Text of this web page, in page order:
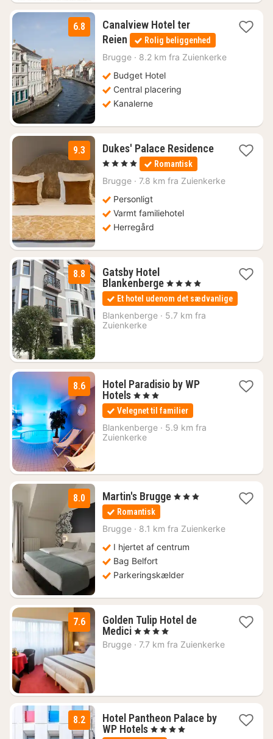
6.8
Canalview Hotel ter
Reien 1
nat
fra
kr.
Rolig beliggenhed
Brugge · 8.2 km fra Zuienkerke
Budget Hotel
Central placering
Kanalerne
9.3 Dukes' Palace Residence1
1160
, 4 Stjerner Romantisk
Brugge · 7.8 km fra Zuienkerke
Personligt
Varmt familiehotel
Herregård
8.8
Gatsby Hotel
Blankenberge1
nat
fra
1249
, 4 Stjerner
Et hotel udenom det sædvanlige
Blankenberge · 5.7 km fra
Zuienkerke
8.6
Hotel Paradisio by WP
Hotels1
nat
fra
718
kr.
, 3 Stjerner
Velegnet til familier
Blankenberge · 5.9 km fra
Zuienkerke
8.0 Martin's Brugge1
741
, 3 Stjerner
Romantisk
Brugge · 8.1 km fra Zuienkerke
I hjertet af centrum
Bag Belfort
Parkeringskælder
7.6
Golden Tulip Hotel de
Medici1
nat
, 4 Stjerner
Brugge · 7.7 km fra Zuienkerke
8.2
Hotel Pantheon Palace by
WP Hotels1
, 4 Stjerner